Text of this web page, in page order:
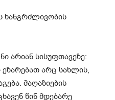
არიან სისუფთავეზე:
არც სახლის,
მაღაზიების
წინ მდებარე